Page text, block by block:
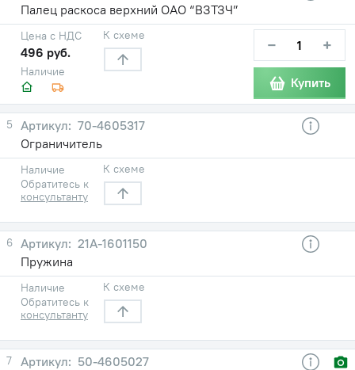
Палец раскоса верхний ОАО “ВЗТЗЧ”
Наличие
Цена с НДС
496 руб.
К схеме − +
Купить
5
70-4605317
Ограничитель
Наличие
Обратитесь к
консультанту
К схеме
6
21А-1601150
Пружина
Наличие
Обратитесь к
консультанту
К схеме
7
50-4605027